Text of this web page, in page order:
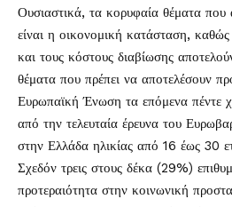
Ουσιαστικά, τα κορυφαία θέματα που
είναι η οικονομική κατάσταση,
και τους κόστους διαβίωσης
θέματα που πρέπει να αποτελέσουν
Ευρωπαϊκή Ένωση τα επόμενα πέντε
από την τελευταία έρευνα του
στην Ελλάδα ηλικίας από 16 έως 30
Σχεδόν τρεις στους δέκα (29%)
προτεραιότητα στην κοινωνική